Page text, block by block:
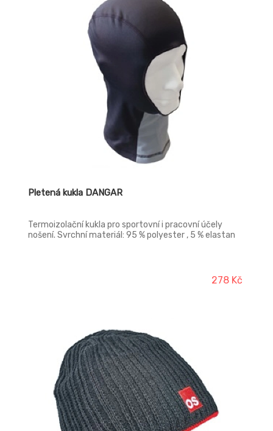
Pletená kukla DANGAR
Termoizolační kukla pro sportovní i pracovní účely
nošení. Svrchní materiál: 95 % polyester , 5 % elastan
278 Kč